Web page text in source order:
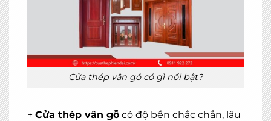
Cửa thép vân gỗ có gì nổi bật?
+ Cửa thép vân gỗ có độ bền chắc chắn, lâu